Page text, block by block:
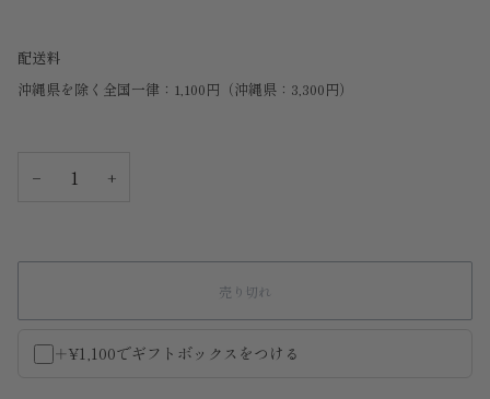
配送料
沖縄県を除く全国一律：1,100円（沖縄県：3,300円）
− +
売り切れ
＋¥1,100でギフトボックスをつける